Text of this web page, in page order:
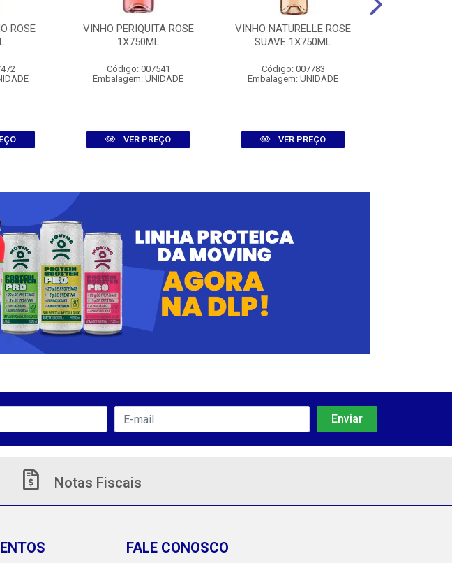
ROSE
VINHO PERIQUITA ROSE
1X750ML
Código: 007541
Embalagem: UNIDADE
VER PREÇO
VINHO NATURELLE ROSE
SUAVE 1X750ML
Código: 007783
Embalagem: UNIDADE
VER PREÇO
Notas Fiscais
FALE CONOSCO